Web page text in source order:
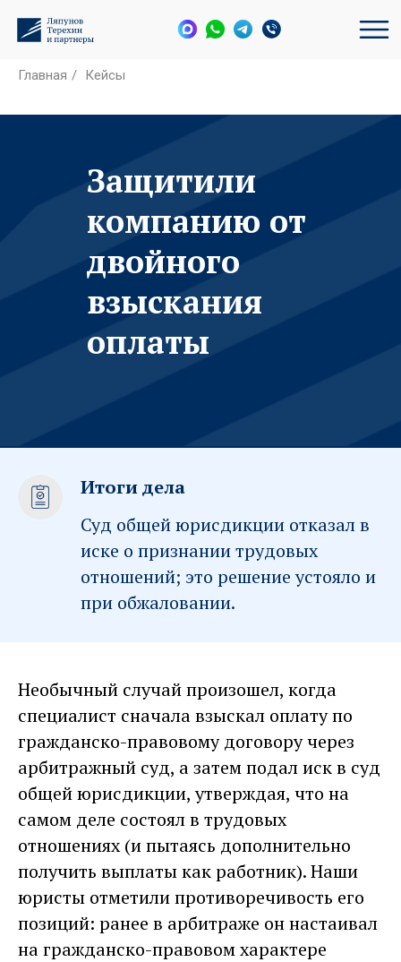
Главная / Кейсы
Защитили
компанию от
двойного
взыскания
оплаты
Итоги дела
Суд общей юрисдикции отказал в
иске о признании трудовых
отношений; это решение устояло и
при обжаловании.
Необычный случай произошел, когда
специалист сначала взыскал оплату по
гражданско-правовому договору через
арбитражный суд, а затем подал иск в суд
общей юрисдикции, утверждая, что на
самом деле состоял в трудовых
отношениях (и пытаясь дополнительно
получить выплаты как работник). Наши
юристы отметили противоречивость его
позиций: ранее в арбитраже он настаивал
на гражданско-правовом характере